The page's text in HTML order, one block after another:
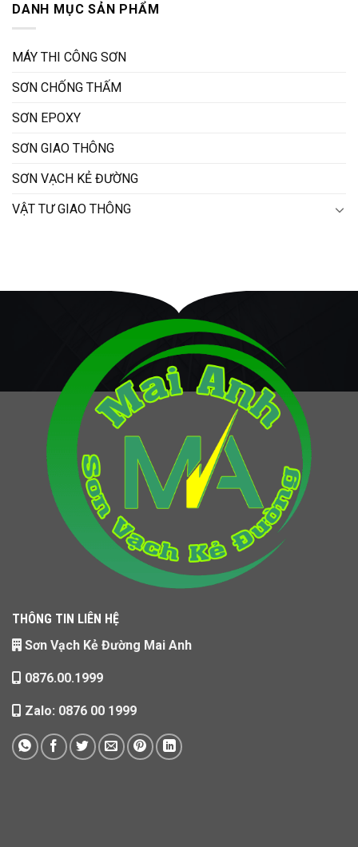
DANH MỤC SẢN PHẨM
MÁY THI CÔNG SƠN
SƠN CHỐNG THẤM
SƠN EPOXY
SƠN GIAO THÔNG
SƠN VẠCH KẺ ĐƯỜNG
VẬT TƯ GIAO THÔNG
THÔNG TIN LIÊN HỆ
Sơn Vạch Kẻ Đường Mai Anh
0876.00.1999
Zalo: 0876 00 1999